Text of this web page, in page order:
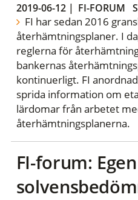
2019-06-12| FI-FORUM
FI har sedan 2016
återhämtningsplaner. I
reglerna för
bankernas
kontinuerligt. FI
sprida information om
lärdomar från arbetet
återhämtningsplanerna.
FI-forum: